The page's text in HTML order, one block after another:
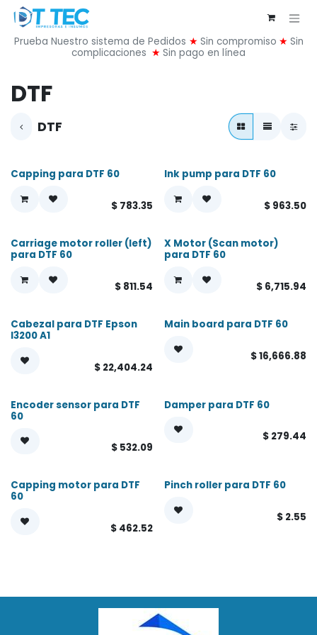
Ir al contenido
Prueba Nuestro sistema de Pedidos ★ Sin compromiso ★ Sin
complicaciones ★ Sin pago en línea
DTF
DTF
Capping para DTF 60
$ 783.35
Ink pump para DTF 60
$ 963.50
Carriage motor roller (left)
para DTF 60
$ 811.54
X Motor (Scan motor)
para DTF 60
$ 6,715.94
Cabezal para DTF Epson
I3200 A1
$ 22,404.24
Main board para DTF 60
$16,666.88
Encoder sensor para DTF
60
$ 532.09
Damper para DTF 60
$ 279.44
Capping motor para DTF
60
$ 462.52
Pinch roller para DTF 60
$ 2.55